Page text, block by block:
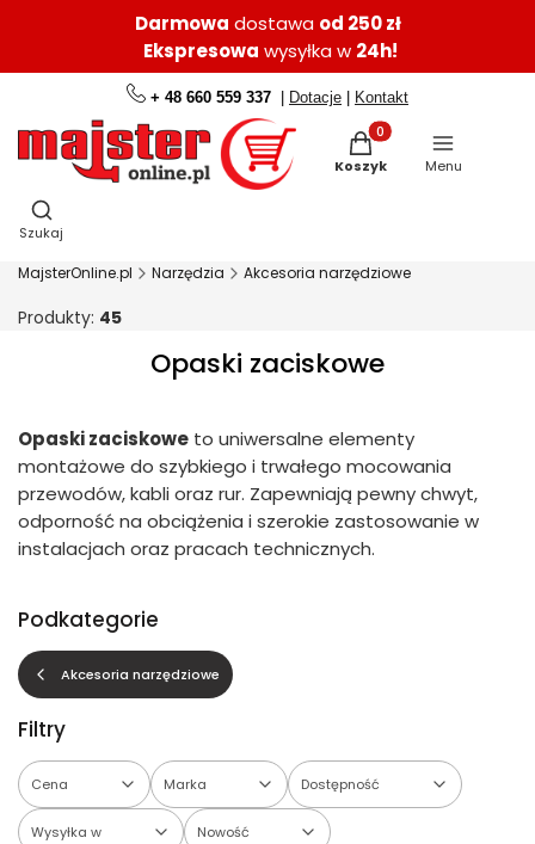
Darmowa dostawa od 250 zł
Ekspresowa wysyłka w 24h!
+ 48 660 559 337 | Dotacje | Kontakt
Produkty w koszyku:
Koszyk Menu
Otwórz wyszukiwarkę
Szukaj
MajsterOnline.pl Narzędzia Akcesoria narzędziowe
Produkty: 45
Opaski zaciskowe
Opaski zaciskowe to uniwersalne elementy
montażowe do szybkiego i trwałego mocowania
przewodów, kabli oraz rur. Zapewniają pewny chwyt,
odporność na obciążenia i szerokie zastosowanie w
instalacjach oraz pracach technicznych.
Podkategorie
Akcesoria narzędziowe
Filtry
Cena Marka Dostępność
Wysyłka w Nowość